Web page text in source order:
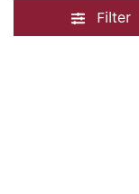
Filter